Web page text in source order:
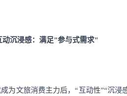
动沉浸感：满足"参与式需求"
为文旅消费主力后，“互动性”“沉